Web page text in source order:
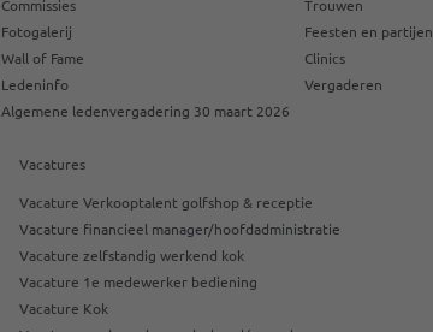
Commissies
Fotogalerij
Wall of Fame
Ledeninfo
Algemene ledenvergadering 30 maart 2026
Trouwen
Feesten en partijen
Clinics
Vergaderen
Vacatures
Vacature Verkooptalent golfshop & receptie
Vacature financieel manager/hoofdadministratie
Vacature zelfstandig werkend kok
Vacature 1e medewerker bediening
Vacature Kok